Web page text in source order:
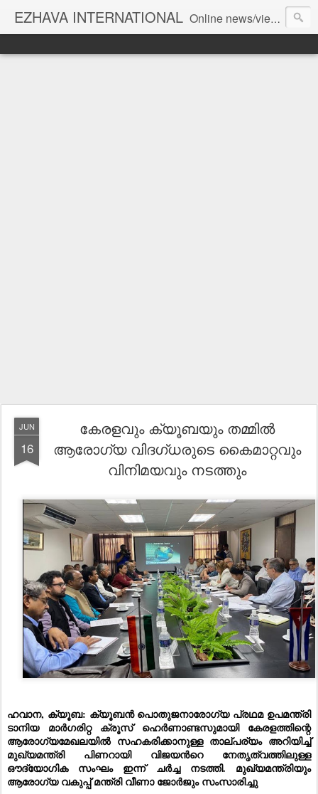
EZHAVA INTERNATIONAL Online news/views JOURNAL... Connecting the community worldwide Editorial Director: Prem Chandran
JUN
16
കേരളവും ക്യൂബയും തമ്മിൽ
ആരോഗ്യ വിദഗ്ധരുടെ കൈമാറ്റവും
വിനിമയവും നടത്തും
ഹവാന, ക്യൂബ: ക്യൂബൻ പൊതുജനാരോഗ്യ പ്രഥമ ഉപമന്ത്രി
ടാനിയ മാർഗരിറ്റ ക്രൂസ് ഹെർണാണ്ടസുമായി കേരളത്തിന്റെ
ആരോഗ്യമേഖലയിൽ സഹകരിക്കാനുള്ള താല്പര്യം അറിയിച്ച്‌
മുഖ്യമന്ത്രി പിണറായി വിജയൻറെ നേതൃത്വത്തിലുള്ള
ഔദ്യോഗിക സംഘം ഇന്ന് ചർച്ച നടത്തി. മുഖ്യമന്ത്രിയും
ആരോഗ്യ വകുപ്പ് മന്ത്രി വീണാ ജോർജും സംസാരിച്ചു